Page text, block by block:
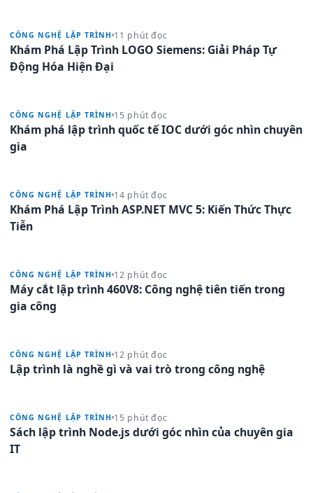
CÔNG NGHỆ LẬP TRÌNH 11 phút đọc
Khám Phá Lập Trình LOGO Siemens: Giải Pháp Tự
Động Hóa Hiện Đại
CÔNG NGHỆ LẬP TRÌNH 15 phút đọc
Khám phá lập trình quốc tế IOC dưới góc nhìn chuyên
gia
CÔNG NGHỆ LẬP TRÌNH 14 phút đọc
Khám Phá Lập Trình ASP.NET MVC 5: Kiến Thức Thực
Tiễn
CÔNG NGHỆ LẬP TRÌNH 12 phút đọc
Máy cắt lập trình 460V8: Công nghệ tiên tiến trong
gia công
CÔNG NGHỆ LẬP TRÌNH 12 phút đọc
Lập trình là nghề gì và vai trò trong công nghệ
CÔNG NGHỆ LẬP TRÌNH 15 phút đọc
Sách lập trình Node.js dưới góc nhìn của chuyên gia
IT